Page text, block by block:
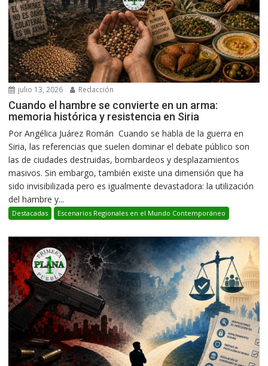
julio 13, 2026 Redacción
Cuando el hambre se convierte en un arma:
memoria histórica y resistencia en Siria
Por Angélica Juárez Román Cuando se habla de la guerra en
Siria, las referencias que suelen dominar el debate público son
las de ciudades destruidas, bombardeos y desplazamientos
masivos. Sin embargo, también existe una dimensión que ha
sido invisibilizada pero es igualmente devastadora: la utilización
del hambre y...
Destacadas Escenarios Regionales en el Mundo Contemporáneo